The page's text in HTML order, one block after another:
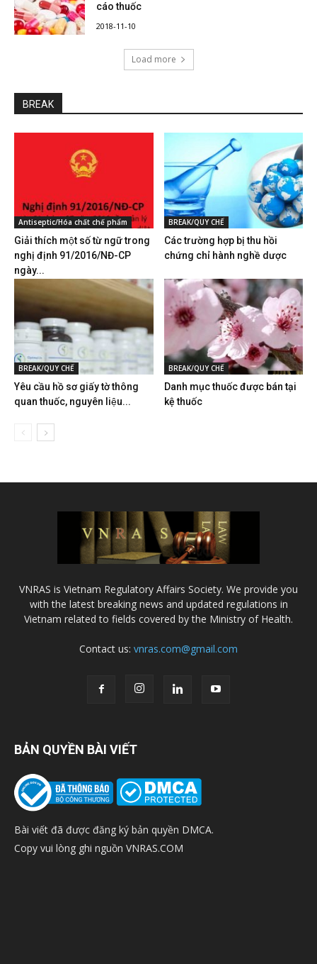
cáo thuốc
2018-11-10
Load more
BREAK
Antiseptic/Hóa chất chế phẩm
Giải thích một số từ ngữ trong
nghị định 91/2016/NĐ-CP
ngày...
BREAK/QUY CHẾ
Các trường hợp bị thu hồi
chứng chỉ hành nghề dược
BREAK/QUY CHẾ
Yêu cầu hồ sơ giấy tờ thông
quan thuốc, nguyên liệu...
BREAK/QUY CHẾ
Danh mục thuốc được bán tại
kệ thuốc
VNRAS is Vietnam Regulatory Affairs Society. We provide you
with the latest breaking news and updated regulations in
Vietnam related to fields covered by the Ministry of Health.
Contact us: vnras.com@gmail.com
BẢN QUYỀN BÀI VIẾT
Bài viết đã được đăng ký bản quyền DMCA.
Copy vui lòng ghi nguồn VNRAS.COM